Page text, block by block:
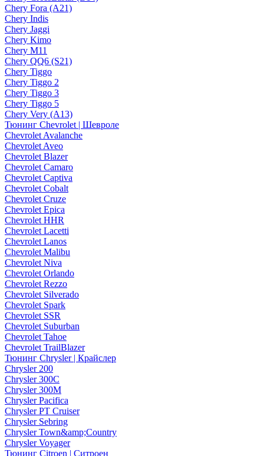
Chery Fora (A21)
Chery Indis
Chery Jaggi
Chery Kimo
Chery M11
Chery QQ6 (S21)
Chery Tiggo
Chery Tiggo 2
Chery Tiggo 3
Chery Tiggo 5
Chery Very (A13)
Тюнинг Chevrolet | Шевроле
Chevrolet Avalanche
Chevrolet Aveo
Chevrolet Blazer
Chevrolet Camaro
Chevrolet Captiva
Chevrolet Cobalt
Chevrolet Cruze
Chevrolet Epica
Chevrolet HHR
Chevrolet Lacetti
Chevrolet Lanos
Chevrolet Malibu
Chevrolet Niva
Chevrolet Orlando
Chevrolet Rezzo
Chevrolet Silverado
Chevrolet Spark
Chevrolet SSR
Chevrolet Suburban
Chevrolet Tahoe
Chevrolet TrailBlazer
Тюнинг Chrysler | Крайслер
Chrysler 200
Chrysler 300C
Chrysler 300M
Chrysler Pacifica
Chrysler PT Cruiser
Chrysler Sebring
Chrysler Town&amp;Country
Chrysler Voyager
Тюнинг Citroen | Ситроен